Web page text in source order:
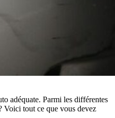
adéquate. Parmi les différentes
Voici tout ce que vous devez